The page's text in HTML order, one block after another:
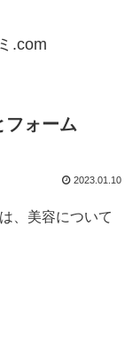
.com
フォーム
2023.01.10
、美容について